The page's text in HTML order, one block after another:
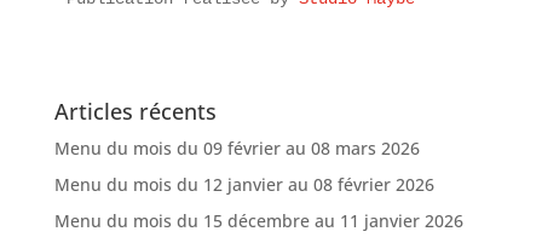
Articles récents
Menu du mois du 09 février au 08 mars 2026
Menu du mois du 12 janvier au 08 février 2026
Menu du mois du 15 décembre au 11 janvier 2026